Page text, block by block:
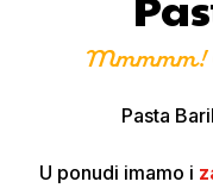
Mmmmm!
Pasta
U ponudi imamo i